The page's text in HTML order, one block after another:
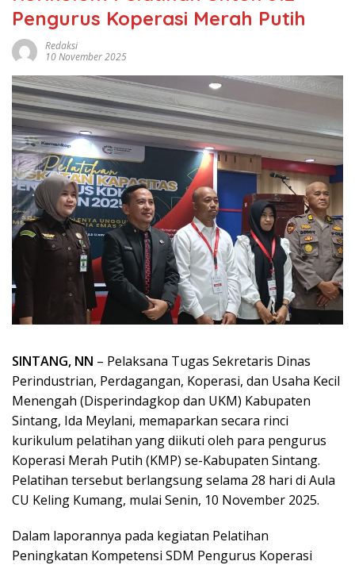
Pengurus Koperasi Merah Putih
Redaksi
10 November 2025
SINTANG, NN – Pelaksana Tugas Sekretaris Dinas
Perindustrian, Perdagangan, Koperasi, dan Usaha Kecil
Menengah (Disperindagkop dan UKM) Kabupaten
Sintang, Ida Meylani, memaparkan secara rinci
kurikulum pelatihan yang diikuti oleh para pengurus
Koperasi Merah Putih (KMP) se-Kabupaten Sintang.
Pelatihan tersebut berlangsung selama 28 hari di Aula
CU Keling Kumang, mulai Senin, 10 November 2025.
Dalam laporannya pada kegiatan Pelatihan
Peningkatan Kompetensi SDM Pengurus Koperasi